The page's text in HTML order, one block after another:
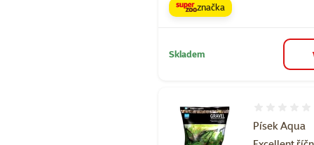
značka
Skladem
Písek Aqua